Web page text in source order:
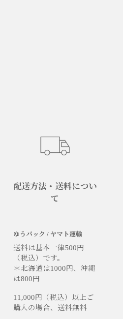
配送方法・送料につい
て
ゆうパック / ヤマト運輸
送料は基本一律500円
（税込）です。
＊北海道は1000円、沖縄
は800円
11,000円（税込）以上ご
購入の場合、送料無料